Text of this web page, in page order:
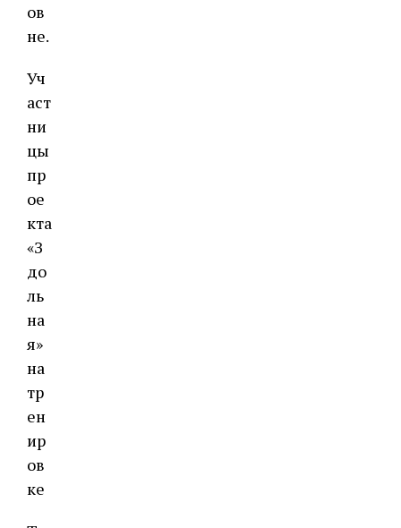
ов
не.
Уч
аст
ни
цы
пр
ое
кта
«З
до
ль
на
я»
на
тр
ен
ир
ов
ке